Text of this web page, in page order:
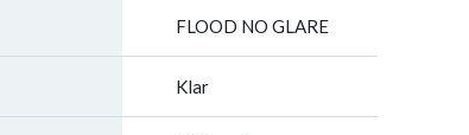
FLOOD NO GLARE
Klar